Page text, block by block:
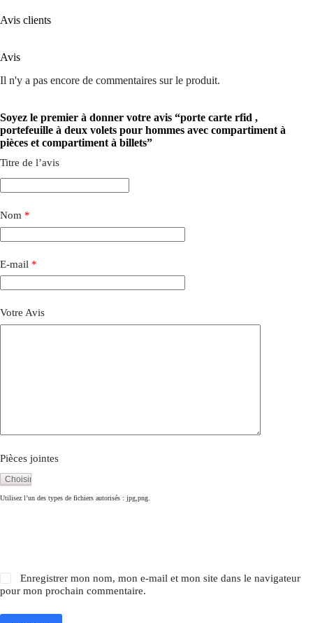
Avis clients
Avis
Il n'y a pas encore de commentaires sur le produit.
Soyez le premier à donner votre avis “porte carte rfid ,
portefeuille à deux volets pour hommes avec compartiment à
pièces et compartiment à billets”
Titre de l’avis
Nom *
E-mail *
Votre Avis
Pièces jointes
Utilisez l’un des types de fichiers autorisés : jpg,png.
Enregistrer mon nom, mon e-mail et mon site dans le navigateur
pour mon prochain commentaire.